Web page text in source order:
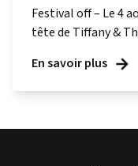
Festival off – Le 4
tête de Tiffany &
En savoir plus